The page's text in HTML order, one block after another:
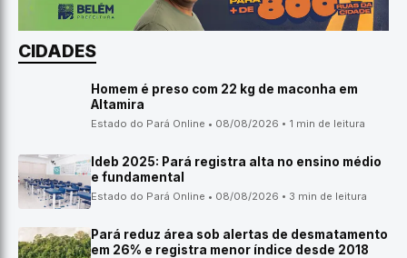
CIDADES
Homem é preso com 22 kg de maconha em
Altamira
Estado do Pará Online • 08/08/2026 • 1 min de leitura
Ideb 2025: Pará registra alta no ensino médio
e fundamental
Estado do Pará Online • 08/08/2026 • 3 min de leitura
Pará reduz área sob alertas de desmatamento
em 26% e registra menor índice desde 2018